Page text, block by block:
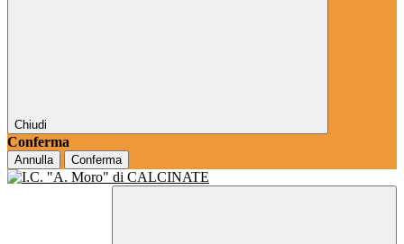
Chiudi
Conferma
Annulla Conferma